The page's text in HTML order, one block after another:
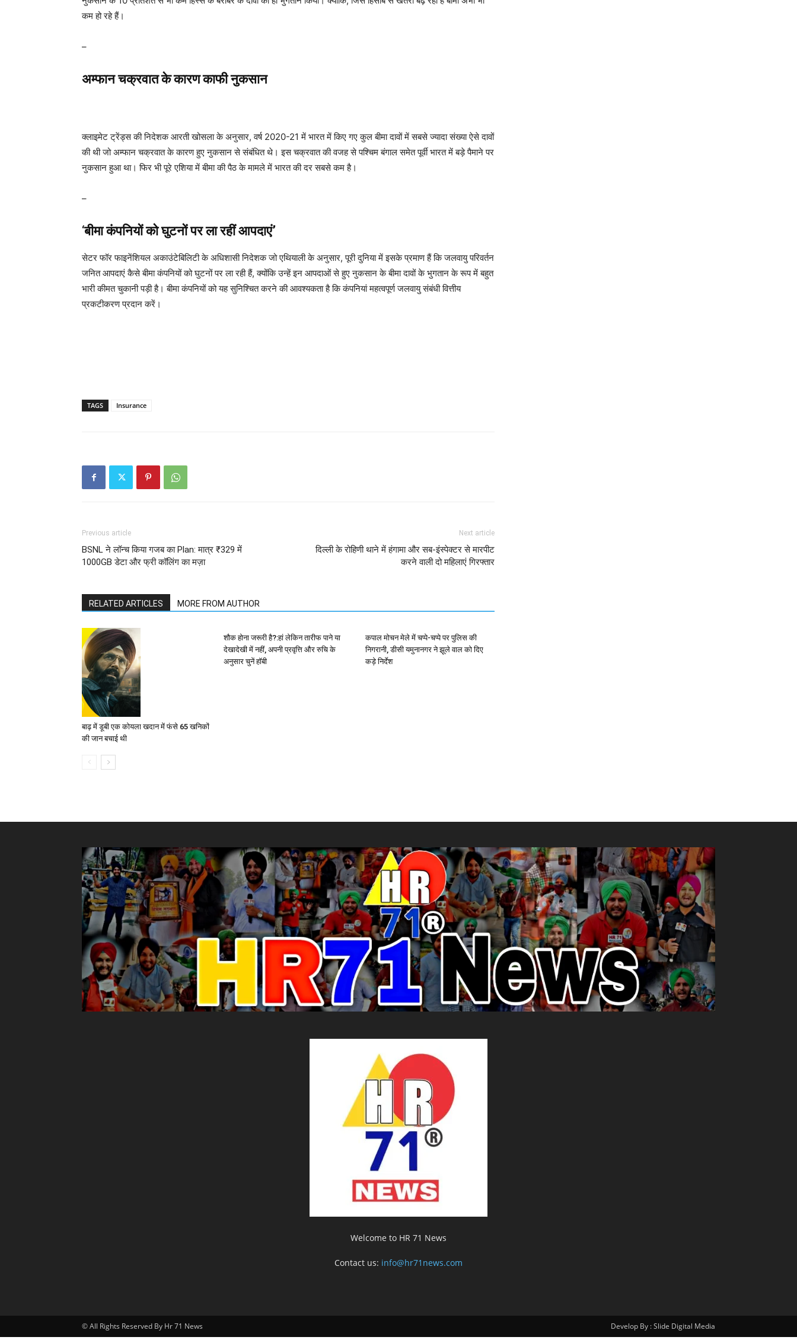
कम हो रहे हैं।
–
अम्‍फान चक्रवात के कारण काफी नुकसान
क्‍लाइमेट ट्रेंड्स की निदेशक आरती खोसला के अनुसार, वर्ष 2020-21 में भारत में किए गए कुल बीमा दावों में सबसे ज्‍यादा संख्‍या ऐसे दावों
की थी जो अम्‍फान चक्रवात के कारण हुए नुकसान से संबंधित थे। इस चक्रवात की वजह से पश्चिम बंगाल समेत पूर्वी भारत में बड़े पैमाने पर
नुकसान हुआ था। फिर भी पूरे एशिया में बीमा की पैठ के मामले में भारत की दर सबसे कम है।
–
‘बीमा कंपनियों को घुटनों पर ला रहीं आपदाएं’
सेटर फॉर फाइनेंशियल अकाउंटेबिलिटी के अधिशासी निदेशक जो एथियाली के अनुसार, पूरी दुनिया में इसके प्रमाण हैं कि जलवायु परिवर्तन
जनित आपदाएं कैसे बीमा कंपनियों को घुटनों पर ला रही हैं, क्‍योंकि उन्‍हें इन आपदाओं से हुए नुकसान के बीमा दावों के भुगतान के रूप में बहुत
भारी कीमत चुकानी पड़ी है। बीमा कंपनियों को यह सुनिश्चित करने की आवश्यकता है कि कंपनियां महत्वपूर्ण जलवायु संबंधी वित्तीय
प्रकटीकरण प्रदान करें।
TAGS Insurance
Previous article
BSNL ने लॉन्च किया गजब का Plan: मात्र ₹329 में
1000GB डेटा और फ्री कॉलिंग का मज़ा
Next article
दिल्ली के रोहिणी थाने में हंगामा और सब-इंस्पेक्टर से मारपीट
करने वाली दो महिलाएं गिरफ्तार
RELATED ARTICLES MORE FROM AUTHOR
बाढ़ में डूबी एक कोयला खदान में फंसे 65 खनिकों
की जान बचाई थी
शौक होना जरूरी है?:हां लेकिन तारीफ पाने या
देखादेखी में नहीं, अपनी प्रवृत्ति और रुचि के
अनुसार चुनें हॉबी
कपाल मोचन मेले में चप्पे-चप्पे पर पुलिस की
निगरानी, डीसी यमुनानगर ने झूले वाल को दिए
कड़े निर्देश
Welcome to HR 71 News
Contact us: info@hr71news.com
Develop By : Slide Digital Media
© All Rights Reserved By Hr 71 News